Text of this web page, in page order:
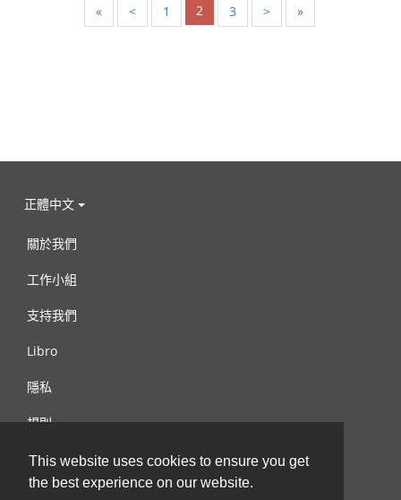
This website uses cookies to ensure you get
the best experience on our website.
« < 1 2 3 > »
正體中文
關於我們
工作小組
支持我們
Libro
隱私
規則
連絡我們